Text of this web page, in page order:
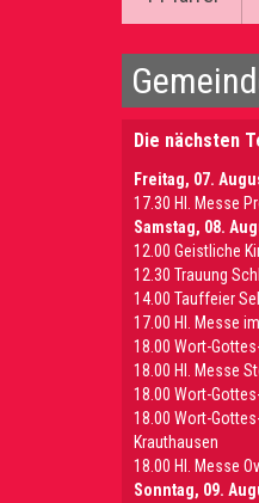
Die nächsten
Freitag, 07.
17.30 Hl. Messe
Samstag, 08.
12.00 Geistliche
12.30 Trauung
14.00 Tauffeier
17.00 Hl. Messe
18.00 Wort-
18.00 Hl. Messe
18.00 Wort-
18.00 Wort-
Krauthausen
18.00 Hl. Messe
Sonntag, 09.